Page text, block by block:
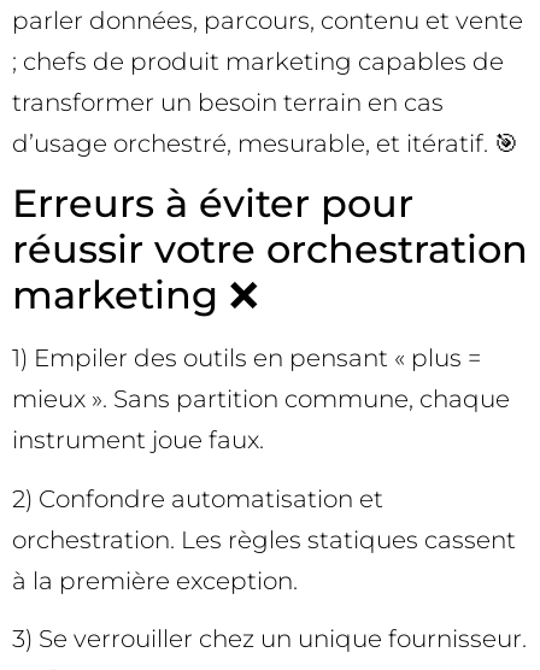
parler données, parcours, contenu et vente
; chefs de produit marketing capables de
transformer un besoin terrain en cas
d’usage orchestré, mesurable, et itératif. 🎯
Erreurs à éviter pour
réussir votre orchestration
marketing ❌
1) Empiler des outils en pensant « plus =
mieux ». Sans partition commune, chaque
instrument joue faux.
2) Confondre automatisation et
orchestration. Les règles statiques cassent
à la première exception.
3) Se verrouiller chez un unique fournisseur.